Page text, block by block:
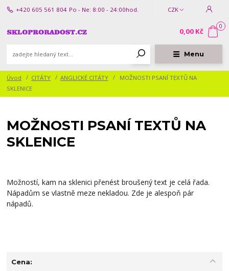
Menu
CZK
+420 605 561 804 Po - Ne: 8:00 - 24:00hod.
0
0,00 Kč
Úvod CITÁTY ANGLICKÉ CITÁTY
MOŽNOSTI PSANÍ TEXTŮ NA
SKLENICE
MOŽNOSTI PSANÍ TEXTŮ NA
SKLENICE
Možností, kam na sklenici přenést broušený text je celá řada.
Nápadům se vlastně meze nekladou. Zde je alespoň pár
nápadů.
Cena: